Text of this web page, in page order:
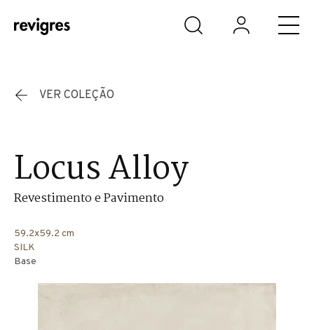
Saltar para o conteúdo principal
VER COLEÇÃO
Locus Alloy
Revestimento e Pavimento
59.2x59.2 cm
SILK
Base